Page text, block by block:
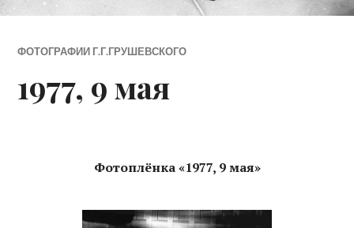
ФОТОГРАФИИ Г.Г.ГРУШЕВСКОГО
1977, 9 мая
Фотоплёнка «1977, 9 мая»